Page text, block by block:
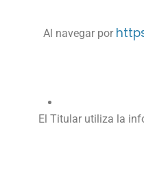
Al navegar por
El Titular utiliza la